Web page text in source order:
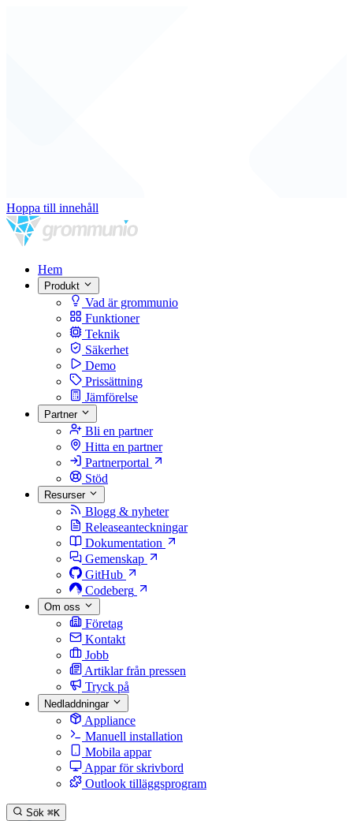
Hoppa till innehåll
Hem
Produkt
Vad är grommunio
Funktioner
Teknik
Säkerhet
Demo
Prissättning
Jämförelse
Partner
Bli en partner
Hitta en partner
Partnerportal
Stöd
Resurser
Blogg & nyheter
Releaseanteckningar
Dokumentation
Gemenskap
GitHub
Codeberg
Om oss
Företag
Kontakt
Jobb
Artiklar från pressen
Tryck på
Nedladdningar
Appliance
Manuell installation
Mobila appar
Appar för skrivbord
Outlook tilläggsprogram
Sök ⌘K